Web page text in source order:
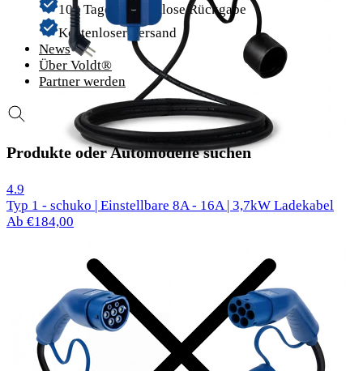
100 Tage problemlose Rückgabe
Kostenloser Versand
News
Über Voldt®
Partner werden
Produkte oder Automodelle suchen
4.9
Typ 1 - schuko | Einstellbare 8A - 16A | 3,7kW Ladekabel
Ab €184,00